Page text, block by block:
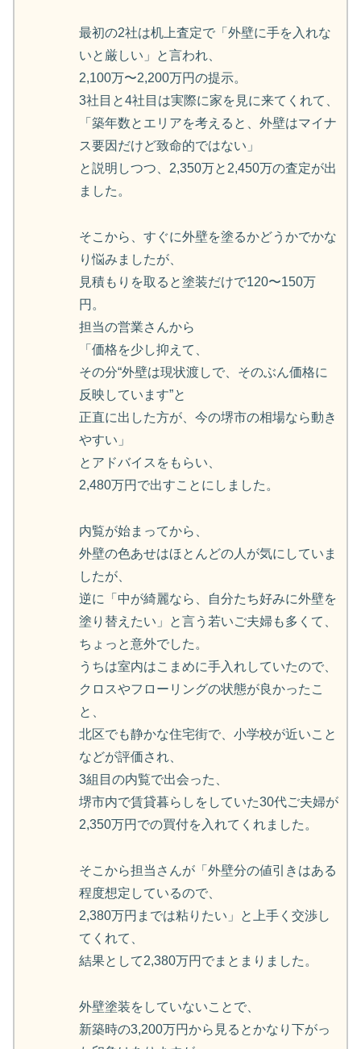
最初の2社は机上査定で「外壁に手を入れな
いと厳しい」と言われ、
2,100万〜2,200万円の提示。
3社目と4社目は実際に家を見に来てくれて、
「築年数とエリアを考えると、外壁はマイナ
ス要因だけど致命的ではない」
と説明しつつ、2,350万と2,450万の査定が出
ました。
そこから、すぐに外壁を塗るかどうかでかな
り悩みましたが、
見積もりを取ると塗装だけで120〜150万
円。
担当の営業さんから
「価格を少し抑えて、
その分“外壁は現状渡しで、そのぶん価格に
反映しています”と
正直に出した方が、今の堺市の相場なら動き
やすい」
とアドバイスをもらい、
2,480万円で出すことにしました。
内覧が始まってから、
外壁の色あせはほとんどの人が気にしていま
したが、
逆に「中が綺麗なら、自分たち好みに外壁を
塗り替えたい」と言う若いご夫婦も多くて、
ちょっと意外でした。
うちは室内はこまめに手入れしていたので、
クロスやフローリングの状態が良かったこ
と、
北区でも静かな住宅街で、小学校が近いこと
などが評価され、
3組目の内覧で出会った、
堺市内で賃貸暮らしをしていた30代ご夫婦が
2,350万円での買付を入れてくれました。
そこから担当さんが「外壁分の値引きはある
程度想定しているので、
2,380万円までは粘りたい」と上手く交渉し
てくれて、
結果として2,380万円でまとまりました。
外壁塗装をしていないことで、
新築時の3,200万円から見るとかなり下がっ